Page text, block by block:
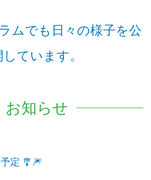
ムでも日々の様子を公
しています。
お知らせ
定 🎐🎆